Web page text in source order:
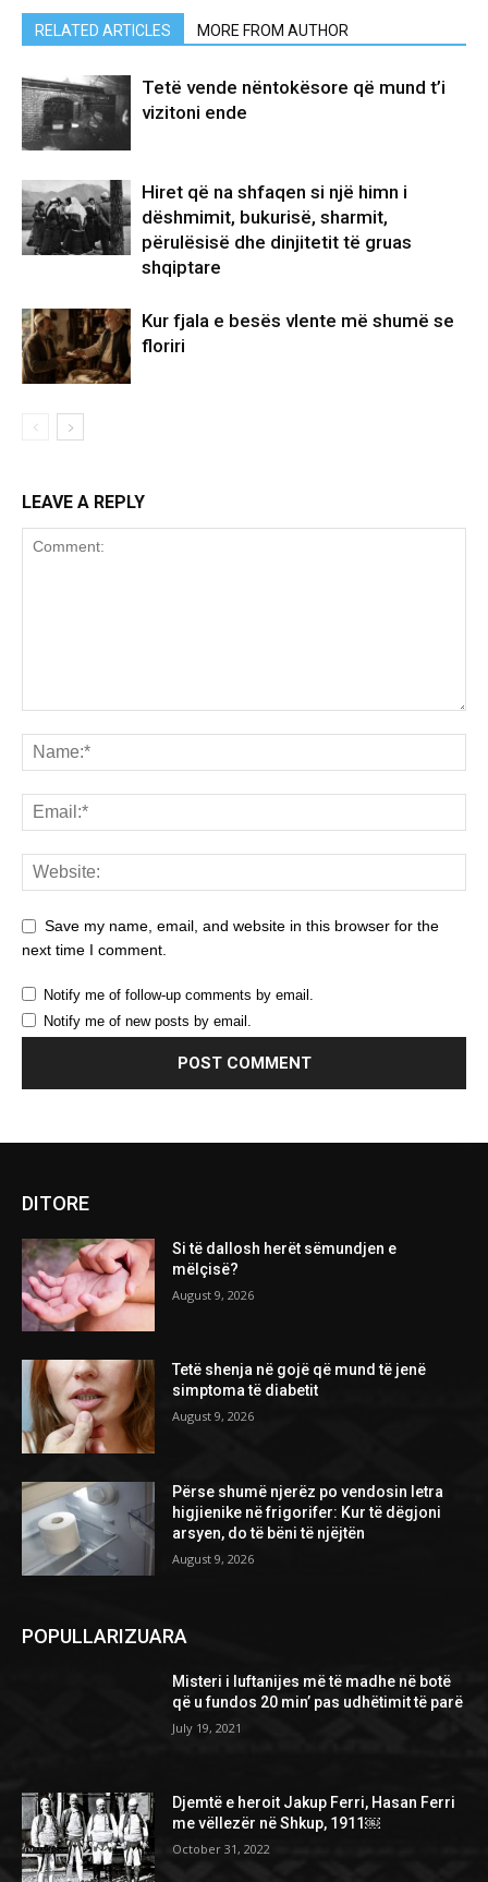
RELATED ARTICLES MORE FROM AUTHOR
Tetë vende nëntokësore që mund t’i
vizitoni ende
Hiret që na shfaqen si një himn i
dëshmimit, bukurisë, sharmit,
përulësisë dhe dinjitetit të gruas
shqiptare
Kur fjala e besës vlente më shumë se
floriri
LEAVE A REPLY
Save my name, email, and website in this browser for the
next time I comment.
Notify me of follow-up comments by email.
Notify me of new posts by email.
DITORE
Si të dallosh herët sëmundjen e
mëlçisë?
August 9, 2026
Tetë shenja në gojë që mund të jenë
simptoma të diabetit
August 9, 2026
Përse shumë njerëz po vendosin letra
higjienike në frigorifer: Kur të dëgjoni
arsyen, do të bëni të njëjtën
August 9, 2026
POPULLARIZUARA
Misteri i luftanijes më të madhe në botë
që u fundos 20 min’ pas udhëtimit të parë
July 19, 2021
Djemtë e heroit Jakup Ferri, Hasan Ferri
me vëllezër në Shkup, 1911￼
October 31, 2022